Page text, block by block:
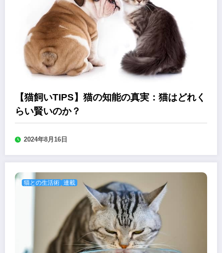
【猫飼いTIPS】猫の知能の真実：猫はどれく
らい賢いのか？
2024年8月16日
猫との生活術 連載